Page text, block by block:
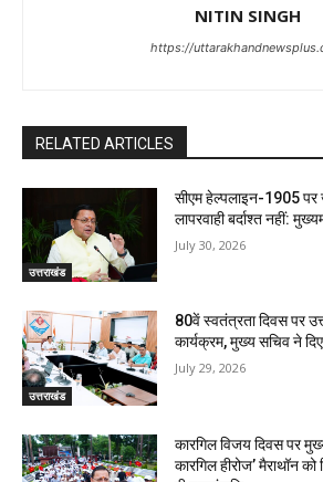
NITIN SINGH
https://
RELATED ARTICLES
उत्तराखंड
सीएम हेल्पलाइन-1905 पर
लापरवाही बर्दाश्त नहीं:
July 30, 2026
उत्तराखंड
80वें स्वतंत्रता दिवस पर
कार्यक्रम, मुख्य सचिव ने
July 29, 2026
कारगिल विजय दिवस पर
कारगिल हीरोज’ मैराथॉन